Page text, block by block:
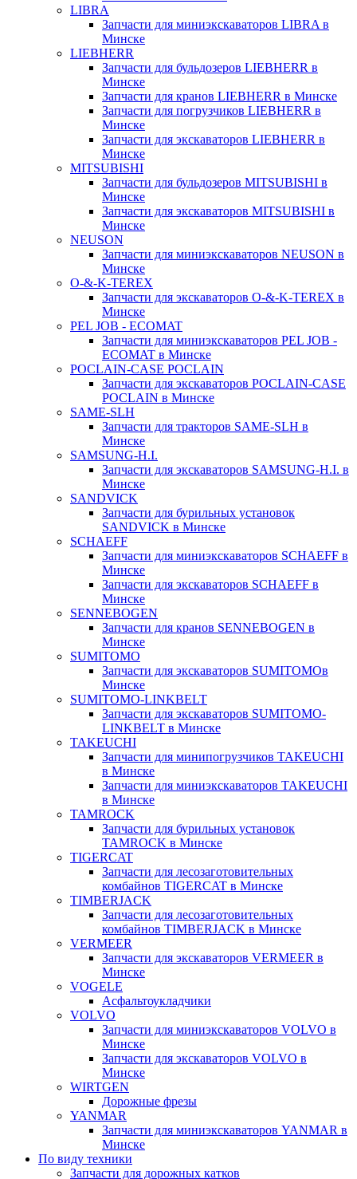
LIBRA
Запчасти для миниэкскаваторов LIBRA в
Минске
LIEBHERR
Запчасти для бульдозеров LIEBHERR в
Минске
Запчасти для кранов LIEBHERR в Минске
Запчасти для погрузчиков LIEBHERR в
Минске
Запчасти для экскаваторов LIEBHERR в
Минске
MITSUBISHI
Запчасти для бульдозеров MITSUBISHI в
Минске
Запчасти для экскаваторов MITSUBISHI в
Минске
NEUSON
Запчасти для миниэкскаваторов NEUSON в
Минске
O-&-K-TEREX
Запчасти для экскаваторов O-&-K-TEREX в
Минске
PEL JOB - ECOMAT
Запчасти для миниэкскаваторов PEL JOB -
ECOMAT в Минске
POCLAIN-CASE POCLAIN
Запчасти для экскаваторов POCLAIN-CASE
POCLAIN в Минске
SAME-SLH
Запчасти для тракторов SAME-SLH в
Минске
SAMSUNG-H.I.
Запчасти для экскаваторов SAMSUNG-H.I. в
Минске
SANDVICK
Запчасти для бурильных установок
SANDVICK в Минске
SCHAEFF
Запчасти для миниэкскаваторов SCHAEFF в
Минске
Запчасти для экскаваторов SCHAEFF в
Минске
SENNEBOGEN
Запчасти для кранов SENNEBOGEN в
Минске
SUMITOMO
Запчасти для экскаваторов SUMITOMOв
Минске
SUMITOMO-LINKBELT
Запчасти для экскаваторов SUMITOMO-
LINKBELT в Минске
TAKEUCHI
Запчасти для минипогрузчиков TAKEUCHI
в Минске
Запчасти для миниэкскаваторов TAKEUCHI
в Минске
TAMROCK
Запчасти для бурильных установок
TAMROCK в Минске
TIGERCAT
Запчасти для лесозаготовительных
комбайнов TIGERCAT в Минске
TIMBERJACK
Запчасти для лесозаготовительных
комбайнов TIMBERJACK в Минске
VERMEER
Запчасти для экскаваторов VERMEER в
Минске
VOGELE
Асфальтоукладчики
VOLVO
Запчасти для миниэкскаваторов VOLVO в
Минске
Запчасти для экскаваторов VOLVO в
Минске
WIRTGEN
Дорожные фрезы
YANMAR
Запчасти для миниэкскаваторов YANMAR в
Минске
По виду техники
Запчасти для дорожных катков